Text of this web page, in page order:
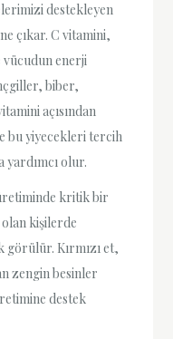
destekleyen
çıkar. C vitamini,
vücudun enerji
biber,
açısından
bu yiyecekleri tercih
yardımcı olur.
kritik bir
kişilerde
Kırmızı et,
zengin besinler
destek